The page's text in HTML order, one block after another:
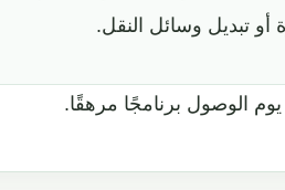
أو تبديل وسائل النقل.
الوصول برنامجًا مرهقًا.